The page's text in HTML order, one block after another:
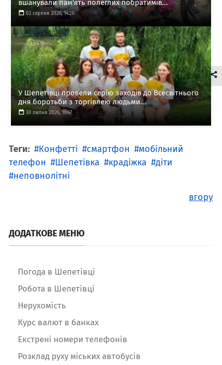
вшанували пам'ять полеглих побратимів...
02 серпня 2026, 14:26
У Шепетівці провели серію заходів до Всесвітнього
дня боротьби з торгівлею людьми...
30 липня 2026, 19:47
Теги: Конфетті смартфон
мобільний
телефон
Шепетівка крадіжка
діти
неповнолітні
вгору
ДОДАТКОВЕ МЕНЮ
Погода в Шепетівці
Робота в Шепетівці
Нерухомість
Курс валют в банках
Екстрені номери телефонів
Розклад руху міських автобусів